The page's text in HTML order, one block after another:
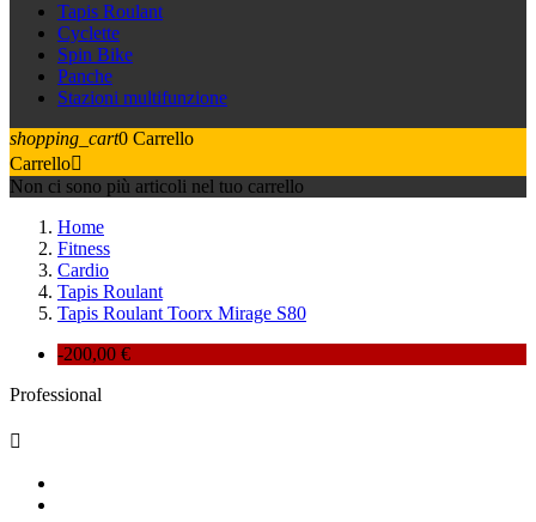
Tapis Roulant
Cyclette
Spin Bike
Panche
Stazioni multifunzione
shopping_cart0 Carrello
Carrello
Non ci sono più articoli nel tuo carrello
Home
Fitness
Cardio
Tapis Roulant
Tapis Roulant Toorx Mirage S80
-200,00 €
Professional
